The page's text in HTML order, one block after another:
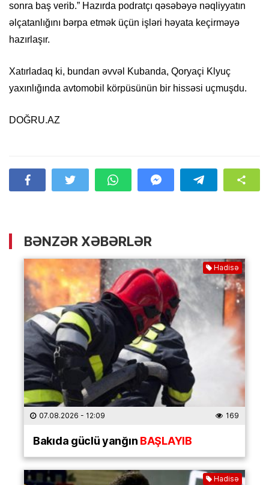
sonra baş verib.” Hazırda podratçı qəsəbəyə nəqliyyatın
əlçatanlığını bərpa etmək üçün işləri həyata keçirməyə
hazırlaşır.
Xatırladaq ki, bundan əvvəl Kubanda, Qoryaçi Klyuç
yaxınlığında avtomobil körpüsünün bir hissəsi uçmuşdu.
DOĞRU.AZ
BƏNZƏR XƏBƏRLƏR
Hadisə
07.08.2026 - 12:09 169
Bakıda güclü yanğınBAŞLAYIB
Hadisə